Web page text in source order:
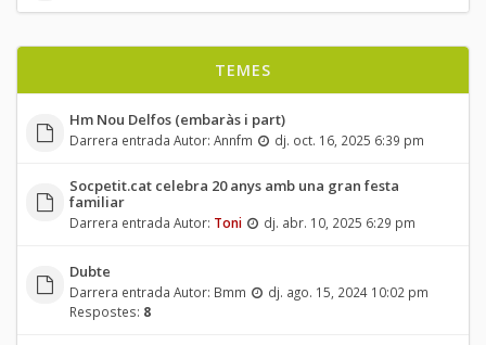
TEMES
Hm Nou Delfos (embaràs i part)
Darrera entrada Autor: Annfm dj. oct. 16, 2025 6:39 pm
Socpetit.cat celebra 20 anys amb una gran festa
familiar
Darrera entrada Autor: Toni dj. abr. 10, 2025 6:29 pm
Dubte
Darrera entrada Autor: Bmm
dj. ago. 15, 2024 10:02 pm
Respostes: 8